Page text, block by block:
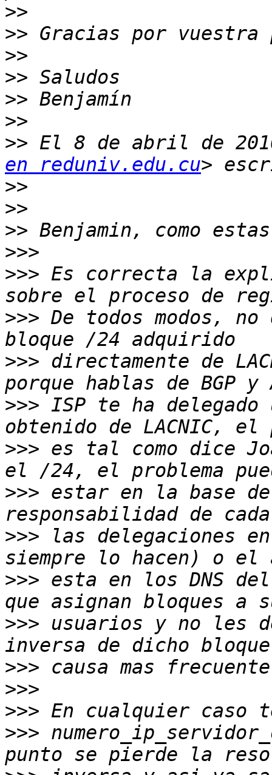
>>
>>
>>
>>
>>
>>
>> El 8 de abril de
en reduniv.edu.cu
>>
>>
>>
>>>
>>> Es correcta la
>>> De todos modos,
>>> directamente de
>>> ISP te ha
>>> es tal como dice
>>> estar en la base de
>>> las delegaciones
>>> esta en los DNS
>>> usuarios y no les
>>>
>>>
>>>
>>>